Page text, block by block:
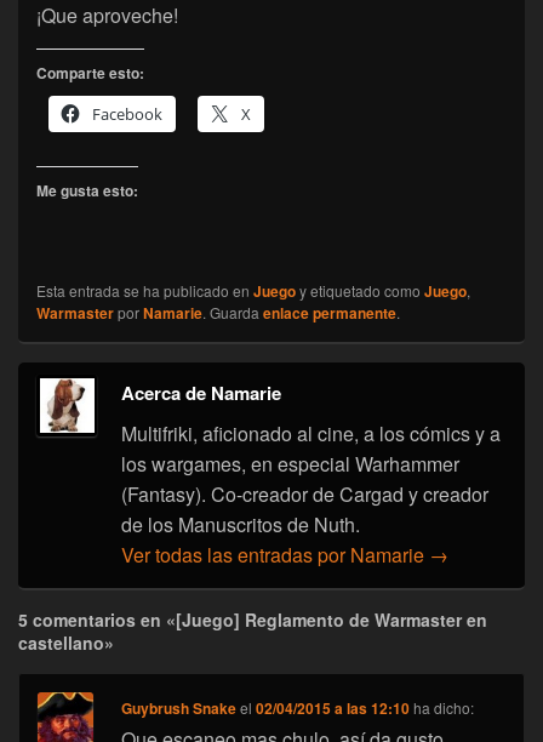
¡Que aproveche!
Comparte esto:
Facebook
X
Me gusta esto:
Esta entrada se ha publicado en Juegoy etiquetado como Juego,
WarmasterporNamarie. Guarda enlace permanente.
Acerca de Namarie
Multifriki, aficionado al cine, a los cómics y a
los wargames, en especial Warhammer
(Fantasy). Co-creador de Cargad y creador
de los Manuscritos de Nuth.
Ver todas las entradas por Namarie →
5 comentarios en «[Juego] Reglamento de Warmaster en
castellano»
Guybrush Snakeel02/04/2015 a las 12:10 ha dicho: